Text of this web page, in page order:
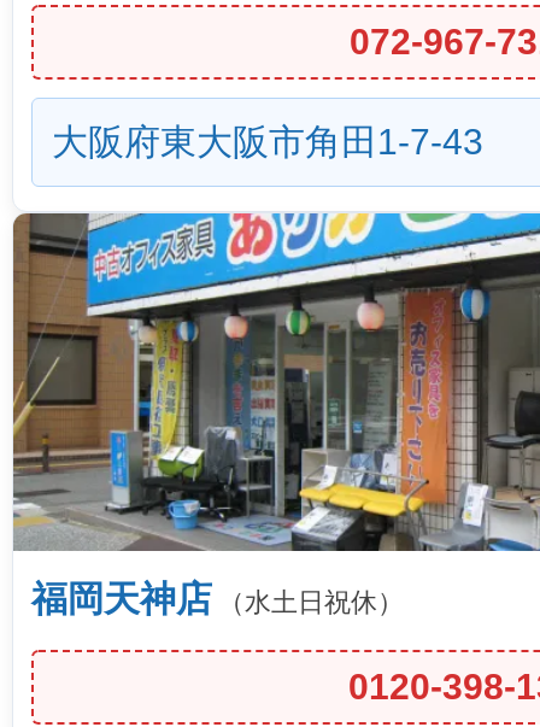
072-967-
大阪府東大阪市角田1-7-43
福岡天神店 （水土日祝休）
0120-398-